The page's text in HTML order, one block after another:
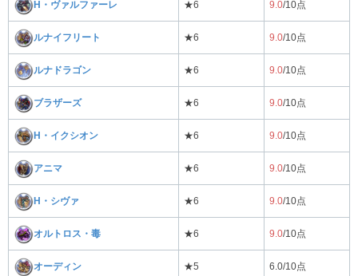
H・ヴァルファーレ ★6 9.0/10点
ルナイフリート ★6 9.0/10点
ルナドラゴン ★6 9.0/10点
ブラザーズ ★6 9.0/10点
H・イクシオン ★6 9.0/10点
アニマ ★6 9.0/10点
H・シヴァ ★6 9.0/10点
オルトロス・毒 ★6 9.0/10点
オーディン ★5 6.0/10点